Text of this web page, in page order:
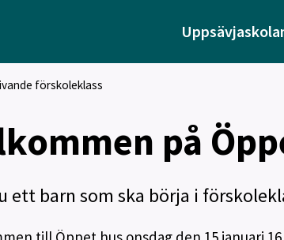
förskoleklass
på
ett barn som ska börja i